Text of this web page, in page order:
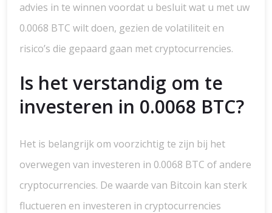
advies in te winnen voordat u besluit wat u met uw
0.0068 BTC wilt doen, gezien de volatiliteit en
risico’s die gepaard gaan met cryptocurrencies.
Is het verstandig om te
investeren in 0.0068 BTC?
Het is belangrijk om voorzichtig te zijn bij het
overwegen van investeren in 0.0068 BTC of andere
cryptocurrencies. De waarde van Bitcoin kan sterk
fluctueren en investeren in cryptocurrencies